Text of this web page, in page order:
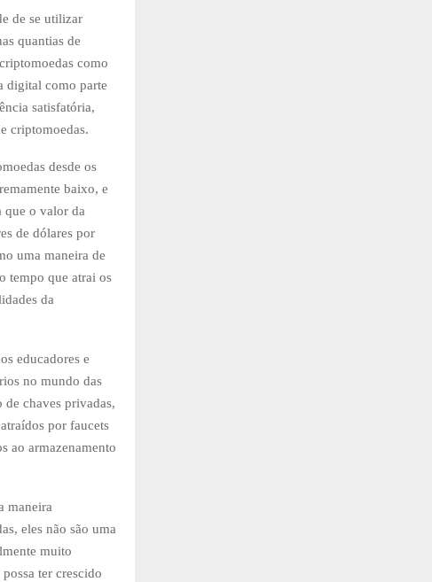
de se utilizar
quantias de
como
digital como parte
satisfatória,
criptomoedas.
desde os
baixo, e
que o valor da
de dólares por
uma maneira de
tempo que atrai os
da
educadores e
no mundo das
de chaves privadas,
por faucets
ao armazenamento
maneira
eles não são uma
muito
ter crescido